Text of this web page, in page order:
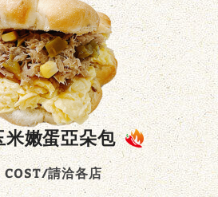
米嫩蛋亞朵包
COST/請洽各店